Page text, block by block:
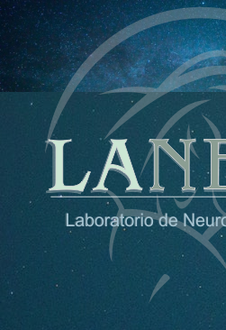
Ir
al
contenido